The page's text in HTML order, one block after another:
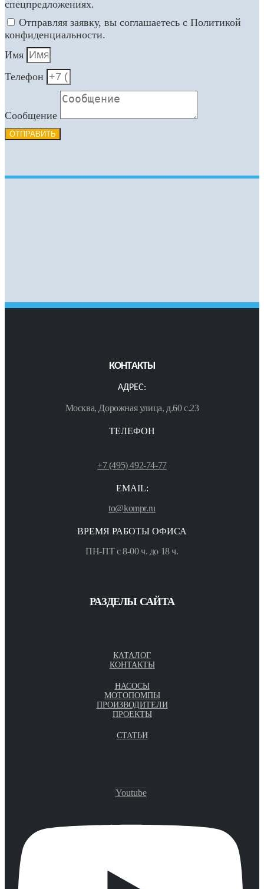
спецпредложениях.
Отправляя заявку, вы соглашаетесь с Политикой
конфиденциальности.
Имя
Телефон
Сообщение
ОТПРАВИТЬ
КОНТАКТЫ
АДРЕС:
Москва, Дорожная улица, д.60 с.23
ТЕЛЕФОН
+7 (495) 492-74-77
EMAIL:
to@kompr.ru
ВРЕМЯ РАБОТЫ ОФИСА
ПН-ПТ с 8-00 ч. до 18 ч.
РАЗДЕЛЫ САЙТА
КАТАЛОГ
КОНТАКТЫ
НАСОСЫ
МОТОПОМПЫ
ПРОИЗВОДИТЕЛИ
ПРОЕКТЫ
СТАТЬИ
Youtube